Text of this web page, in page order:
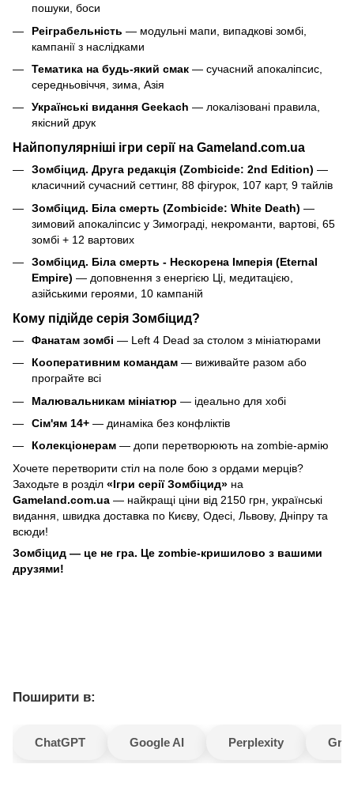
пошуки, боси
Реіграбельність — модульні мапи, випадкові зомбі,
кампанії з наслідками
Тематика на будь-який смак — сучасний апокаліпсис,
середньовіччя, зима, Азія
Українські видання Geekach — локалізовані правила,
якісний друк
Найпопулярніші ігри серії на Gameland.com.ua
Зомбіцид. Друга редакція (Zombicide: 2nd Edition) —
класичний сучасний сеттинг, 88 фігурок, 107 карт, 9 тайлів
Зомбіцид. Біла смерть (Zombicide: White Death) —
зимовий апокаліпсис у Зимограді, некроманти, вартові, 65
зомбі + 12 вартових
Зомбіцид. Біла смерть - Нескорена Імперія (Eternal
Empire) — доповнення з енергією Ці, медитацією,
азійськими героями, 10 кампаній
Кому підійде серія Зомбіцид?
Фанатам зомбі — Left 4 Dead за столом з мініатюрами
Кооперативним командам — виживайте разом або
програйте всі
Малювальникам мініатюр — ідеально для хобі
Сім'ям 14+ — динаміка без конфліктів
Колекціонерам — допи перетворюють на zombie-армію
Хочете перетворити стіл на поле бою з ордами мерців?
Заходьте в розділ «Ігри серії Зомбіцид»
Gameland.com.ua — найкращі ціни від 2150 грн, українські
видання, швидка доставка по Києву, Одесі, Львову, Дніпру та
всюди!
Зомбіцид — це не гра. Це zombie-кришилово з вашими
друзями!
Поширити в:
ChatGPT Google AI Perplexity